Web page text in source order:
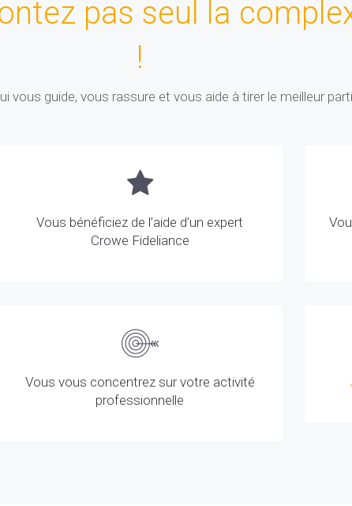
pas seul la
!
vous guide, vous rassure et vous aide à tirer le meilleur
Vous bénéficiez de l’aide d’un expert
Crowe Fideliance
Vous vous concentrez sur votre activité
professionnelle